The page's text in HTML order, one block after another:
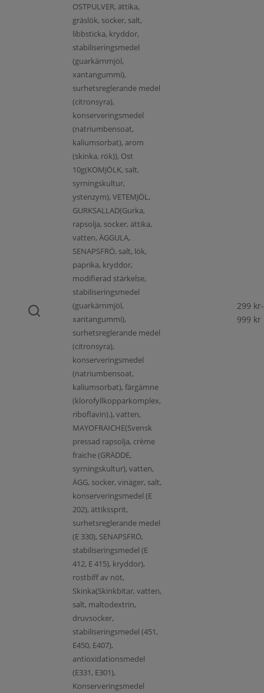
OSTPULVER, ättika,
gräslök, socker, salt,
libbsticka, kryddor,
stabiliseringsmedel
(guarkärnmjöl,
xantangummi),
surhetsreglerande medel
(citronsyra),
konserveringsmedel
(natriumbensoat,
kaliumsorbat), arom
(skinka, rök)), Ost
10g(KOMJÖLK, salt,
syrningskultur,
ystenzym), VETEMJÖL,
GURKSALLAD(Gurka,
rapsolja, socker, ättika,
vatten, ÄGGULA,
SENAPSFRÖ, salt, lök,
paprika, kryddor,
modifierad stärkelse,
stabiliseringsmedel
(guarkärnmjöl,
xantangummi),
surhetsreglerande medel
(citronsyra),
konserveringsmedel
(natriumbensoat,
kaliumsorbat), färgämne
(klorofyllkopparkomplex,
riboflavin).), vatten,
MAYOFRAICHE(Svensk
pressad rapsolja, crème
fraiche (GRÄDDE,
syrningskultur), vatten,
ÄGG, socker, vinäger, salt,
konserveringsmedel (E
202), ättikssprit,
surhetsreglerande medel
(E 330), SENAPSFRÖ,
stabiliseringsmedel (E
412, E 415), kryddor),
rostbiff av nöt,
Skinka(Skinkbitar, vatten,
salt, maltodextrin,
druvsocker,
stabiliseringsmedel (451,
E450, E407),
antioxidationsmedel
(E331, E301),
Konserveringsmedel
299 kr-
999 kr